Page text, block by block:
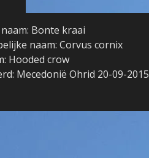
Bonte kraai
naam: Corvus cornix
Hooded crow
Mecedonië Ohrid 20-09-2015